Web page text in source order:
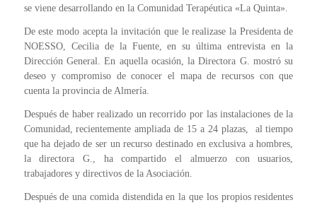
se viene desarrollando en la Comunidad Terapéutica «La Quinta».
De este modo acepta la invitación que le realizase la Presidenta de
NOESSO, Cecilia de la Fuente, en su última entrevista en la
Dirección General. En aquella ocasión, la Directora G. mostró su
deseo y compromiso de conocer el mapa de recursos con que
cuenta la provincia de Almería.
Después de haber realizado un recorrido por las instalaciones de la
Comunidad, recientemente ampliada de 15 a 24 plazas, al tiempo
que ha dejado de ser un recurso destinado en exclusiva a hombres,
la directora G., ha compartido el almuerzo con usuarios,
trabajadores y directivos de la Asociación.
Después de una comida distendida en la que los propios residentes